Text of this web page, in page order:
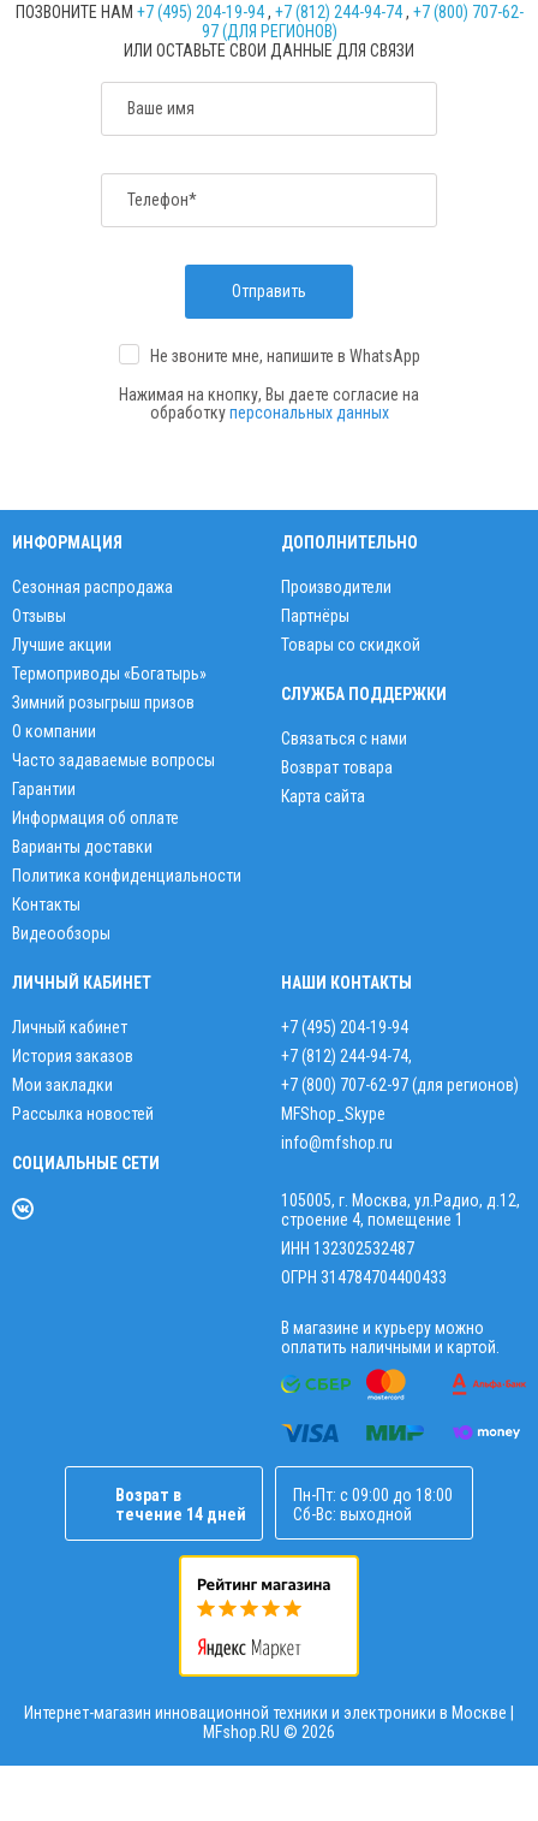
ПОЗВОНИТЕ НАМ +7 (495) 204-19-94, +7 (812) 244-94-74, +7 (800) 707-62-
97 (ДЛЯ РЕГИОНОВ)
ИЛИ ОСТАВЬТЕ СВОИ ДАННЫЕ ДЛЯ СВЯЗИ
Ваше имя
Телефон*
Отправить
Не звоните мне, напишите в WhatsApp
Нажимая на кнопку, Вы даете согласие на
обработкуперсональных данных
ИНФОРМАЦИЯ
Сезонная распродажа
Отзывы
Лучшие акции
Термоприводы «Богатырь»
Зимний розыгрыш призов
О компании
Часто задаваемые вопросы
Гарантии
Информация об оплате
Варианты доставки
Политика конфиденциальности
Контакты
Видеообзоры
ДОПОЛНИТЕЛЬНО
Производители
Партнёры
Товары со скидкой
СЛУЖБА ПОДДЕРЖКИ
Связаться с нами
Возврат товара
Карта сайта
ЛИЧНЫЙ КАБИНЕТ
Личный кабинет
История заказов
Мои закладки
Рассылка новостей
СОЦИАЛЬНЫЕ СЕТИ
НАШИ КОНТАКТЫ
+7 (495) 204-19-94
+7 (812) 244-94-74,
+7 (800) 707-62-97 (для регионов)
MFShop_Skype
info@mfshop.ru
105005, г. Москва, ул.Радио, д.12,
строение 4, помещение 1
ИНН 132302532487
ОГРН 314784704400433
В магазине и курьеру можно
оплатить наличными и картой.
Возрат в
течение 14 дней
Пн-Пт: с 09:00 до 18:00
Сб-Вс: выходной
Интернет-магазин инновационной техники и электроники в Москве |
MFshop.RU © 2026